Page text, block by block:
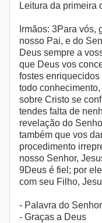
Leitura da primeira
Irmãos: 3Para vós,
nosso Pai, e do
Deus sempre a
que Deus vos
fostes
todo
sobre Cristo se
tendes falta de
revelação do
também que vos
procedimento
nosso Senhor,
9Deus é fiel; por
com seu Filho,
- Palavra do Senhor
- Graças a Deus